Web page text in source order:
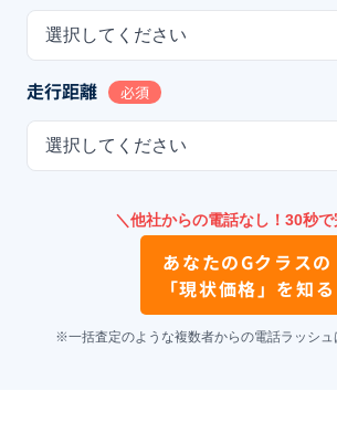
選択してください
走行距離 必須
選択してください
＼他社からの電話なし！30秒で
あなたのGクラスの
「現状価格」を知る
※一括査定のような複数者からの電話ラッシュ